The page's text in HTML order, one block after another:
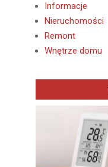
Informacje
Nieruchomości
Remont
Wnętrze domu